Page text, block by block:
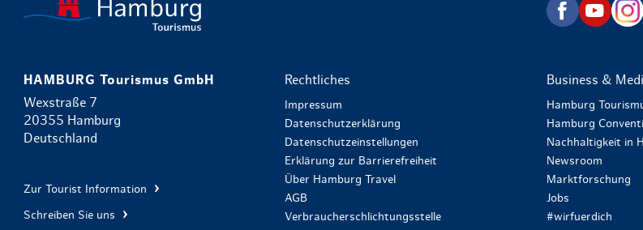
HAMBURG Tourismus GmbH
Wexstraße 7
20355 Hamburg
Deutschland
Zur Tourist Information
Schreiben Sie uns
Rechtliches
Impressum
Datenschutzerklärung
Datenschutzeinstellungen
Erklärung zur Barrierefreiheit
Über Hamburg Travel
AGB
Verbraucherschlichtungsstelle
Business &
Hamburg
Hamburg
Nachhaltigkeit in
Newsroom
Marktforschung
Jobs
#wirfuerdich